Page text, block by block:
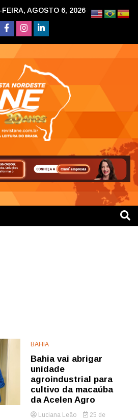
FEIRA, AGOSTO 6, 2026
BAHIA
Bahia vai abrigar
unidade
agroindustrial para
cultivo da macaúba
da Acelen Agro
Luciana Leão
25 de